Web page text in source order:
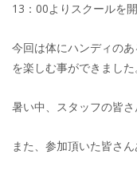
13：00よりスクールを
今回は体にハンディの
を楽しむ事ができました
暑い中、スタッフの皆さ
また、参加頂いた皆さ